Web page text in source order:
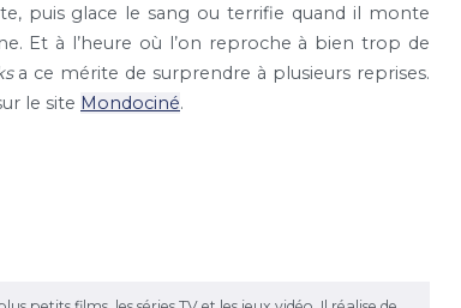
puis glace le sang ou terrifie quand il monte
Et à l’heure où l’on reproche à bien trop de
a ce mérite de surprendre à plusieurs reprises.
le site Mondociné.